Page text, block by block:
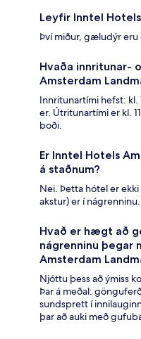
Leyfir Inntel
Því miður, gæludýr eru
Hvaða innritunar-
Amsterdam
Innritunartími hefst:
er. Útritunartími er kl.
boði.
Er Inntel Hotels
á staðnum?
Nei. Þetta hótel er ekki
akstur) er í nágrenninu.
Hvað er hægt að
nágrenninu þegar
Amsterdam
Njóttu þess að ýmiss
Þar á meðal:
sundsprett í
þar að auki með